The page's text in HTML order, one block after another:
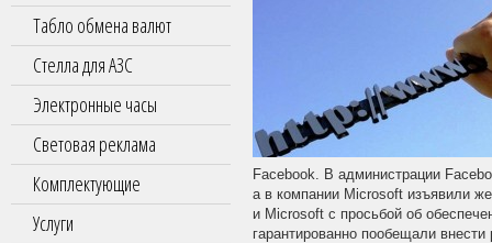
Табло обмена валют
Стелла для АЗС
Электронные часы
Световая реклама
Комплектующие
Услуги
Facebook. В администрации
а в компании Microsoft изъявили
и Microsoft с просьбой об
гарантированно пообещали